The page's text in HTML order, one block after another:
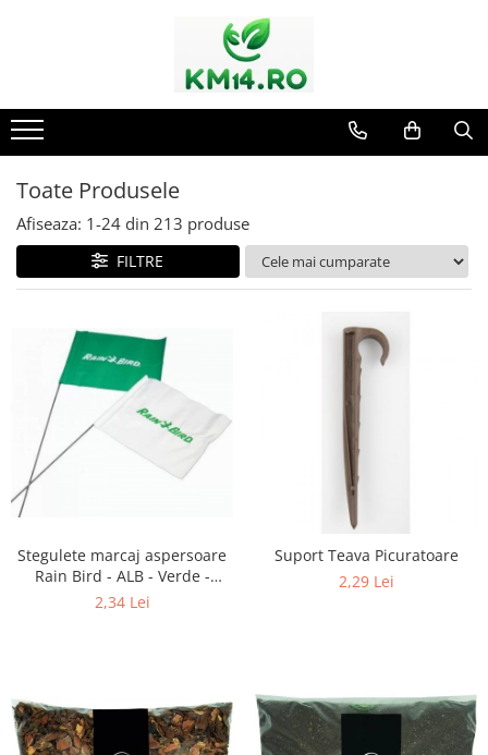
Toate Produsele
Afiseaza: 1-24 din 213 produse
FILTRE
Stegulete marcaj aspersoare
Rain Bird - ALB - Verde -
RainBird
2,34 Lei
Suport Teava Picuratoare
2,29 Lei